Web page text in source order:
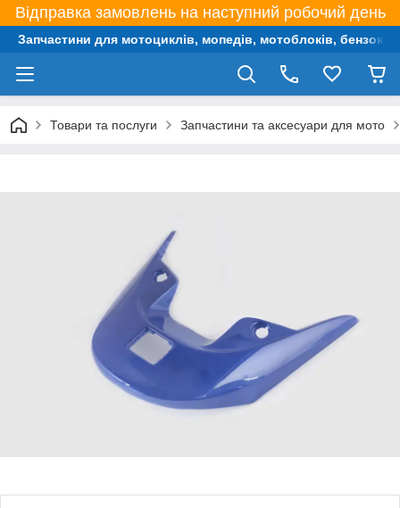
Відправка замовлень на наступний робочий день
Запчастини для мотоциклів, мопедів, мотоблоків,
Товари та послуги Запчастини та аксесуари для мото